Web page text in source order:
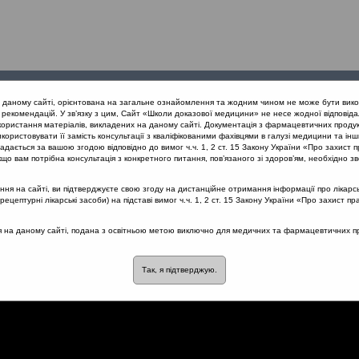
заходи
проекту
«Сучасні стандарти діагностики та лікування
носа у вагітних
для діагностики
даному сайті, орієнтована на загальне ознайомлення та жодним чином не може бути
У зв’язку з цим, Сайт «Школи доказової медицини» не несе жодної
матеріалів, викладених на даному сайті. Документація з фармацевтичних
її замість консультації з кваліфікованими фахівцями в галузі медицини та
за вашою згодою відповідно до вимог ч.ч. 1, 2 ст. 15 Закону України «Про захист
потрібна консультація з конкретного питання, пов’язаного зі здоров’ям, необхідно
на сайті, ви підтверджуєте свою згоду на дистанційне отримання інформації про
лікарські засоби) на підставі вимог ч.ч. 1, 2 ст. 15 Закону України «Про захист
на даному сайті, подана з освітньою метою виключно для медичних та фармацевтичних
Так, я підтверджую.